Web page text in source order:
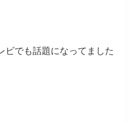
ビでも話題になってました